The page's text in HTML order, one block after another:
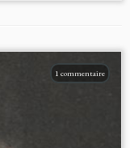
1 commentaire